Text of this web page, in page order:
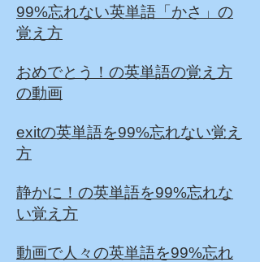
99%忘れない英単語「かさ」の
覚え方
おめでとう！の英単語の覚え方
の動画
exitの英単語を99%忘れない覚え
方
静かに！の英単語を99%忘れな
い覚え方
動画で人々の英単語を99%忘れ